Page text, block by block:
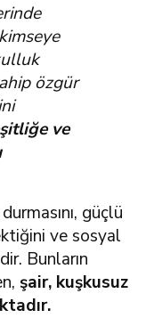
özgür
ve
güçlü
ve sosyal
Bunların
şair, kuşkusuz